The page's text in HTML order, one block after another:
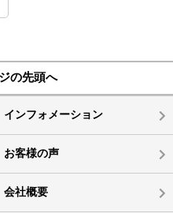
の先頭へ
インフォメーション
お客様の声
会社概要